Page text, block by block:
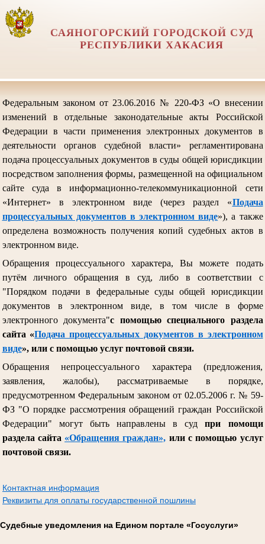
САЯНОГОРСКИЙ ГОРОДСКОЙ СУД
РЕСПУБЛИКИ ХАКАСИЯ
Федеральным законом от 23.06.2016 № 220-ФЗ «О внесении
изменений в отдельные законодательные акты Российской
Федерации в части применения электронных документов в
деятельности органов судебной власти» регламентирована
подача процессуальных документов в суды общей юрисдикции
посредством заполнения формы, размещенной на официальном
сайте суда в информационно-телекоммуникационной сети
«Интернет» в электронном виде (через раздел «Подача
процессуальных документов в электронном виде»), а также
определена возможность получения копий судебных актов в
электронном виде.
Обращения процессуального характера, Вы можете подать
путём личного обращения в суд, либо в соответствии с
"Порядком подачи в федеральные суды общей юрисдикции
документов в электронном виде, в том числе в форме
электронного документа"с помощью специального раздела
сайта «Подача процессуальных документов в электронном
виде», или с помощью услуг почтовой связи.
Обращения непроцессуального характера (предложения,
заявления, жалобы), рассматриваемые в порядке,
предусмотренном Федеральным законом от 02.05.2006 г. № 59-
ФЗ "О порядке рассмотрения обращений граждан Российской
Федерации" могут быть направлены в судпри помощи
раздела сайта «Обращения граждан», или с помощью услуг
почтовой связи.
Контактная информация
Реквизиты для оплаты государственной пошлины
Судебные уведомления на Едином портале «Госуслуги»